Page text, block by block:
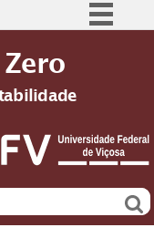
Comunica BR
Participe
à informação
Legislação
Canais